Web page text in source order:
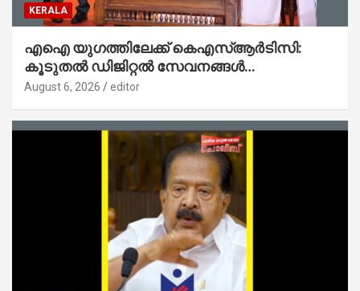
KERALA
എഐ യുഗത്തിലേക്ക് കെഎസ്ആർടിസി:
കൂടുതൽ ഡിജിറ്റൽ സേവനങ്ങൾ
ജനങ്ങളിലേക്കെത്തിക്കും – മന്ത്രി സി പി
August 6, 2026 editor